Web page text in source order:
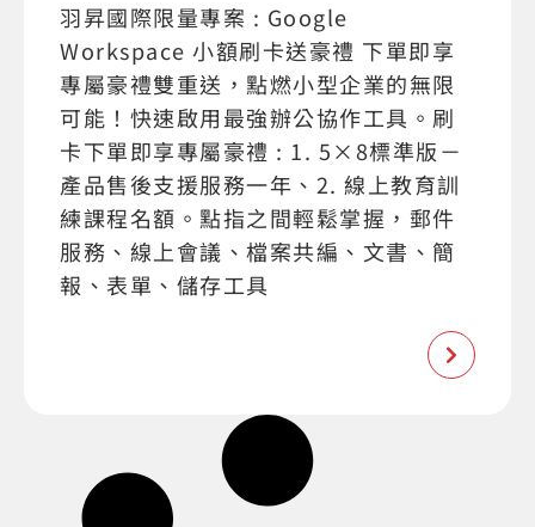
羽昇國際限量專案 : Google
Workspace 小額刷卡送豪禮 下單即享
專屬豪禮雙重送，點燃小型企業的無限
可能！快速啟用最強辦公協作工具。刷
卡下單即享專屬豪禮 : 1. 5×8標準版－
產品售後支援服務一年、2. 線上教育訓
練課程名額。點指之間輕鬆掌握，郵件
服務、線上會議、檔案共編、文書、簡
報、表單、儲存工具